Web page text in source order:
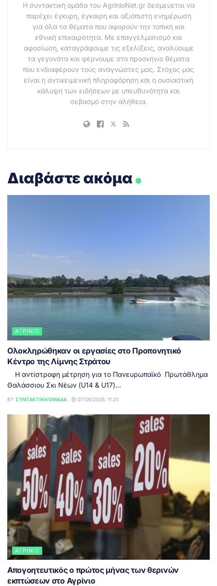
Η συντακτική ομάδα του AgrinioNet.gr δεσμεύεται να
παρέχει έγκυρη, έγκαιρη και αξιόπιστη ενημέρωση
για όλα τα θέματα που αφορούν την τοπική και
εθνική επικαιρότητα. Με επαγγελματισμό και
αφοσίωση, καταγράφουμε τις εξελίξεις, αναλύουμε
τα γεγονότα και φέρνουμε στο προσκήνιο θέματα
που ενδιαφέρουν τους αναγνώστες μας. Στόχος μας
είναι η αντικειμενική πληροφόρηση και η ουσιαστική
κάλυψη των ειδήσεων με υπευθυνότητα και
σεβασμό στην αλήθεια.
Διαβάστε ακόμα.
ΑΓΡΊΝΙΟ
Ολοκληρώθηκαν οι εργασίες στο Προπονητικό
Κέντρο της Λίμνης Στράτου
Η αντίστροφη μέτρηση για το Πανευρωπαϊκό Πρωτάθλημα
Θαλάσσιου Σκι Νέων (U14 & U17)...
BY ΣΥΝΤΑΚΤΙΚΉ ΟΜΆΔΑ 07/08/2026, 11:25
ΑΓΡΊΝΙΟ
Απογοητευτικός ο πρώτος μήνας των θερινών
εκπτώσεων στο Αγρίνιο